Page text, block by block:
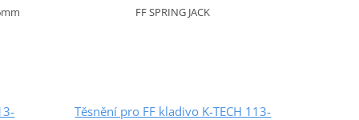
FF SPRING JACK
Těsnění pro FF kladivo K-TECH 113-